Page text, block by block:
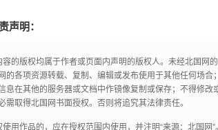
声明：
容的版权均属于作者或页面内声明的版权人。未经北国网
的各项资源转载、复制、编辑或发布使用于其他任何场
息在其他的服务器或文档中作镜像复制或保存；不得修
需取得北国网书面授权。否则将追究其法律责任。
用作品的，应在授权范围内使用，并注明“来源：北国网